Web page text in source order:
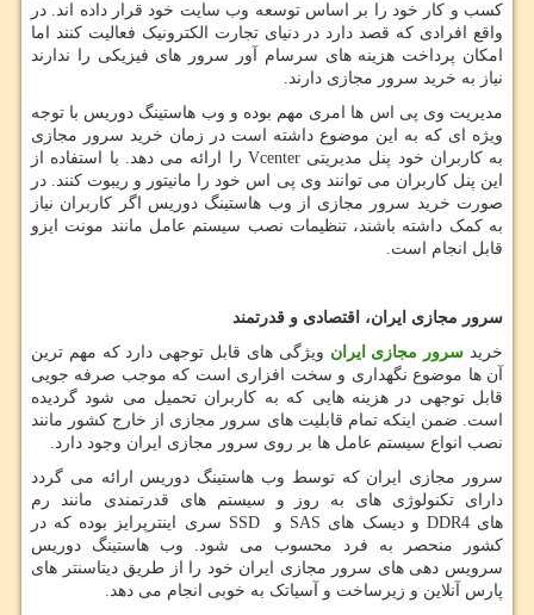
کسب و کار خود را بر اساس توسعه وب سایت خود قرار داده اند. در
واقع افرادی که قصد دارد در دنیای تجارت الکترونیک فعالیت کنند اما
امکان پرداخت هزینه های سرسام آور سرور های فیزیکی را ندارند
نیاز به خرید سرور مجازی دارند.
مدیریت وی پی اس ها امری مهم بوده و وب هاستینگ دوریس با توجه
ویژه ای که به این موضوع داشته است در زمان خرید سرور مجازی
به کاربران خود پنل مدیریتیVcenter را ارائه می دهد. با استفاده از
این پنل کاربران می توانند وی پی اس خود را مانیتور و ریبوت کنند. در
صورت خرید سرور مجازی از وب هاستینگ دوریس اگر کاربران نیاز
به کمک داشته باشند، تنظیمات نصب سیستم عامل مانند مونت ایزو
قابل انجام است.
سرور مجازی ایران، اقتصادی و قدرتمند
خرید سرور مجازی ایران ویژگی های قابل توجهی دارد که مهم ترین
آن ها موضوع نگهداری و سخت افزاری است که موجب صرفه جویی
قابل توجهی در هزینه هایی که به کاربران تحمیل می شود گردیده
است. ضمن اینکه تمام قابلیت های سرور مجازی از خارج کشور مانند
نصب انواع سیستم عامل ها بر روی سرور مجازی ایران وجود دارد.
سرور مجازی ایران که توسط وب هاستینگ دوریس ارائه می گردد
دارای تکنولوژی های به روز و سیستم های قدرتمندی مانند رم
های DDR4 و دیسک های SAS و SSD سری اینترپرایز بوده که در
کشور منحصر به فرد محسوب می شود. وب هاستینگ دوریس
سرویس دهی های سرور مجازی ایران خود را از طریق دیتاسنتر های
پارس آنلاین و زیرساخت و آسیاتک به خوبی انجام می دهد.